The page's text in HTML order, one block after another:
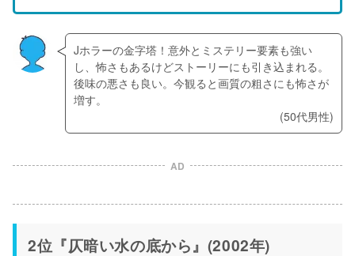
Jホラーの金字塔！意外とミステリー要素も強い
し、怖さもあるけどストーリーにも引き込まれる。
後味の悪さも良い。今観ると画質の粗さにも怖さが
増す。
(50代男性)
AD
2位『仄暗い水の底から』(2002年)